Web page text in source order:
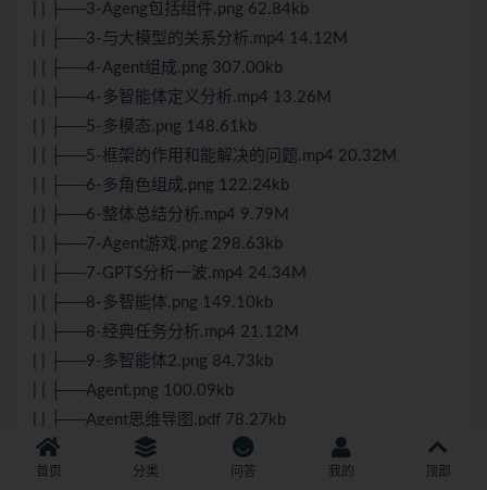
| | ├──3-Ageng包括组件.png 62.84kb
| | ├──3-与大模型的关系分析.mp4 14.12M
| | ├──4-Agent组成.png 307.00kb
| | ├──4-多智能体定义分析.mp4 13.26M
| | ├──5-多模态.png 148.61kb
| | ├──5-框架的作用和能解决的问题.mp4 20.32M
| | ├──6-多角色组成.png 122.24kb
| | ├──6-整体总结分析.mp4 9.79M
| | ├──7-Agent游戏.png 298.63kb
| | ├──7-GPTS分析一波.mp4 24.34M
| | ├──8-多智能体.png 149.10kb
| | ├──8-经典任务分析.mp4 21.12M
| | ├──9-多智能体2.png 84.73kb
| | ├──Agent.png 100.09kb
| | ├──Agent思维导图.pdf 78.27kb
| | └──课程介绍.mp4 110.72M
| ├──10-langchain工具实例
首页 分类 问答 我的 顶部